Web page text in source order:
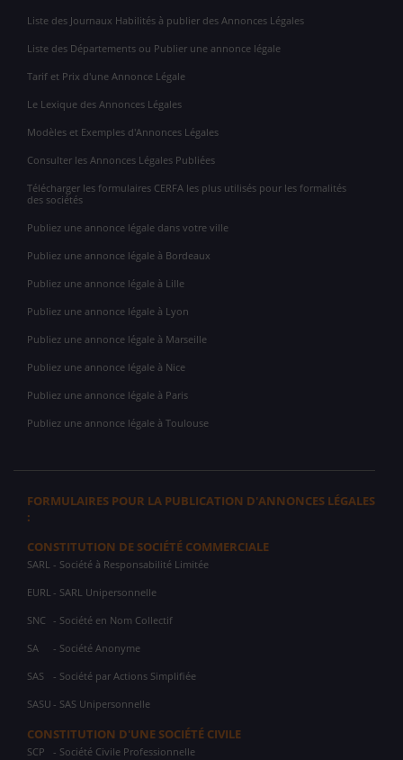
Liste des Journaux Habilités à publier des Annonces Légales
Liste des Départements ou Publier une annonce légale
Tarif et Prix d'une Annonce Légale
Le Lexique des Annonces Légales
Modèles et Exemples d'Annonces Légales
Consulter les Annonces Légales Publiées
Télécharger les formulaires CERFA les plus utilisés pour les formalités
des sociétés
Publiez une annonce légale dans votre ville
Publiez une annonce légale à Bordeaux
Publiez une annonce légale à Lille
Publiez une annonce légale à Lyon
Publiez une annonce légale à Marseille
Publiez une annonce légale à Nice
Publiez une annonce légale à Paris
Publiez une annonce légale à Toulouse
FORMULAIRES POUR LA PUBLICATION D'ANNONCES LÉGALES
:
CONSTITUTION DE SOCIÉTÉ COMMERCIALE
SARL - Société à Responsabilité Limitée
EURL - SARL Unipersonnelle
SNC - Société en Nom Collectif
SA - Société Anonyme
SAS - Société par Actions Simplifiée
SASU - SAS Unipersonnelle
CONSTITUTION D'UNE SOCIÉTÉ CIVILE
SCP - Société Civile Professionnelle